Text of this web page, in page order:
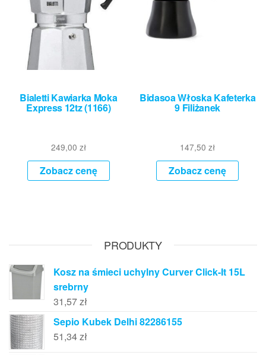
Bialetti Kawiarka Moka
Express 12tz (1166)
249,00 zł
Zobacz cenę
Bidasoa Włoska Kafeterka
9 Filiżanek
147,50zł
Zobacz cenę
PRODUKTY
Kosz na śmieci uchylny Curver Click-It 15L
srebrny
31,57zł
Sepio Kubek Delhi 82286155
51,34zł